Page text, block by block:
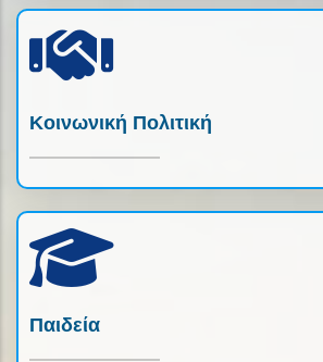
Κοινωνική Πολιτική
Παιδεία